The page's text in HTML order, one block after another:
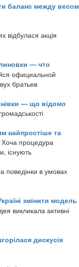
баланс между весом
відбулася акція
— что
официальной
братьев
— що відомо
найпростіше та
Хоча процедура
існують
поведінки в умовах
змінити модель
викликала активні
дискусія